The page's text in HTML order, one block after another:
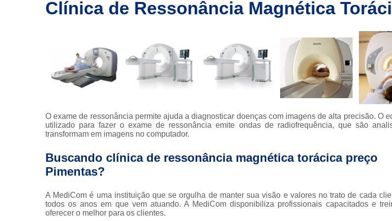
imagem
ressonância
magnética
Exames de
tomografia
tomografia
computadorizada
Radioterapias
Ressonâncias
Tomografias
Clínica
Clínica de Ressonância
Ressonância
Clínica de
Clínica para Fazer
Clínica para Fazer
Clínica
Clínica para Tomografia
Clínica de Exames por
Clínica
Clínica de Ressonância Magnética
O exame de ressonância permite ajuda a diagnosticar doenças com imagens de alta precisão. O
utilizado para fazer o exame de ressonância emite ondas de radiofrequência, que são
transformam em imagens no computador.
Buscando clínica de ressonância magnética torácica preço
Pimentas?
A MediCom é uma instituição que se orgulha de manter sua visão e valores no trato de cada
todos os anos em que vem atuando. A MediCom disponibiliza profissionais capacitados e
oferecer o melhor para os clientes.